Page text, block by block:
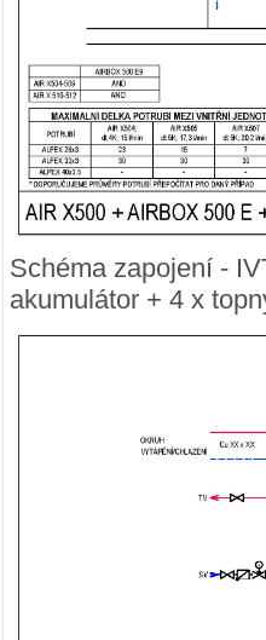
Schéma zapojení -
akumulátor + 4 x